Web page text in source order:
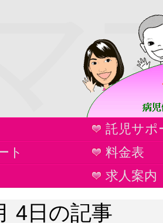
託児サポ
ト
料金表
求人案内
4日の記事